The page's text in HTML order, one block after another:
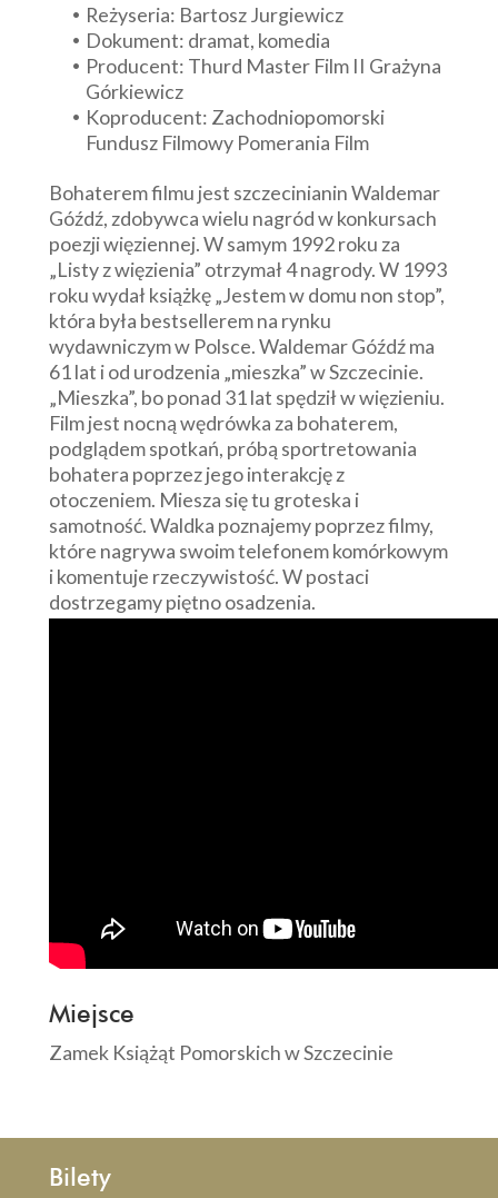
Reżyseria: Bartosz Jurgiewicz
Dokument: dramat, komedia
Producent: Thurd Master Film II Grażyna
Górkiewicz
Koproducent: Zachodniopomorski
Fundusz Filmowy Pomerania Film
Bohaterem filmu jest szczecinianin Waldemar
Góźdź, zdobywca wielu nagród w konkursach
poezji więziennej. W samym 1992 roku za
„Listy z więzienia” otrzymał 4 nagrody. W 1993
roku wydał książkę „Jestem w domu non stop”,
która była bestsellerem na rynku
wydawniczym w Polsce. Waldemar Góźdź ma
61 lat i od urodzenia „mieszka” w Szczecinie.
„Mieszka”, bo ponad 31 lat spędził w więzieniu.
Film jest nocną wędrówka za bohaterem,
podglądem spotkań, próbą sportretowania
bohatera poprzez jego interakcję z
otoczeniem. Miesza się tu groteska i
samotność. Waldka poznajemy poprzez filmy,
które nagrywa swoim telefonem komórkowym
i komentuje rzeczywistość. W postaci
dostrzegamy piętno osadzenia.
Miejsce
Zamek Książąt Pomorskich w Szczecinie
Bilety